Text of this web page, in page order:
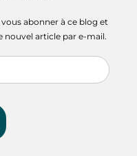
abonner à ce blog et
nouvel article par e-mail.